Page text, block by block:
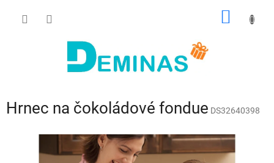
Hrnec na čokoládové fondue DS32640398